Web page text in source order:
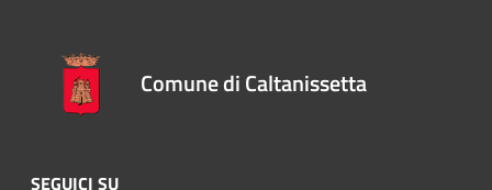
Comune di Caltanissetta
SEGUICI SU